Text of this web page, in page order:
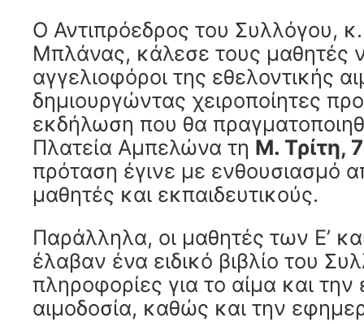
Ο Αντιπρόεδρος του Συλλόγου,
Μπλάνας, κάλεσε τους μαθητές
αγγελιοφόροι της εθελοντικής
δημιουργώντας χειροποίητες
εκδήλωση που θα
Πλατεία Αμπελώνα τη Μ. Τρίτη,
πρόταση έγινε με ενθουσιασμό
μαθητές και εκπαιδευτικούς.
Παράλληλα, οι μαθητές των Ε’
έλαβαν ένα ειδικό βιβλίο του
πληροφορίες για το αίμα και την
αιμοδοσία, καθώς και την